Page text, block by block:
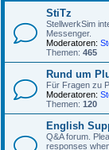
StiTz
StellwerkSim
Messenger.
Moderatoren:
Themen: 465
Rund um
Für Fragen zu
Moderatoren:
Themen: 120
English
Q&A forum.
responses